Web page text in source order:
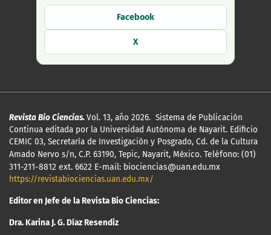
Facebook
X
Revista Bio Ciencias.Vol. 13, año 2026. Sistema de Publicación
Continua editada por la Universidad Autónoma de Nayarit. Edificio
CEMIC 03, Secretaría de Investigación y Posgrado, Cd. de la Cultura
Amado Nervo s/n, C.P. 63190, Tepic, Nayarit, México. Teléfono: (01)
311-211-8812 ext. 6622 E-mail: biociencias@uan.edu.mx
https://revistabiociencias.uan.edu.mx/
Editor en Jefe de la Revista Bio Ciencias:
Dra. Karina J. G. Díaz Resendiz